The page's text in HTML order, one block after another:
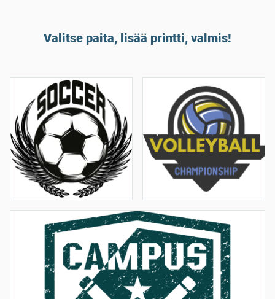
Valitse paita, lisää printti, valmis!